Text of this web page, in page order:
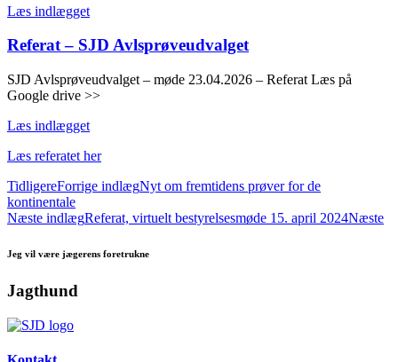
Læs indlægget
Referat – SJD Avlsprøveudvalget
SJD Avlsprøveudvalget – møde 23.04.2026 – Referat Læs på
Google drive >>
Læs indlægget
Læs referatet her
TidligereForrige indlægNyt om fremtidens prøver for de
kontinentale
Næste indlægReferat, virtuelt bestyrelsesmøde 15. april 2024Næste
Jeg vil være jægerens foretrukne
Jagthund